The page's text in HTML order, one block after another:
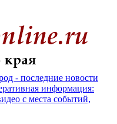
- последние новости
информация:
с места событий,